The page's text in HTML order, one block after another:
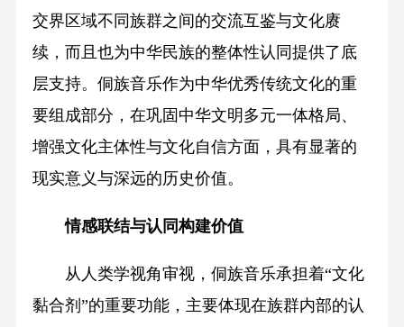
交界区域不同族群之间的交流互鉴与文化赓
续，而且也为中华民族的整体性认同提供了底
层支持。侗族音乐作为中华优秀传统文化的重
要组成部分，在巩固中华文明多元一体格局、
增强文化主体性与文化自信方面，具有显著的
现实意义与深远的历史价值。
情感联结与认同构建价值
从人类学视角审视，侗族音乐承担着“文化
黏合剂”的重要功能，主要体现在族群内部的认